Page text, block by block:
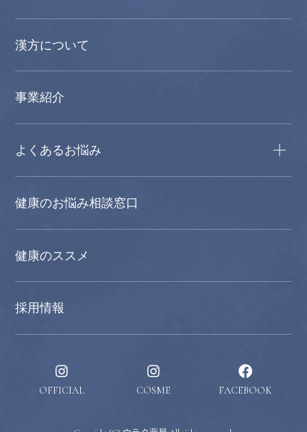
漢方について
事業紹介
よくあるお悩み
健康のお悩み相談窓口
健康のススメ
採用情報
OFFICIAL COSME FACEBOOK